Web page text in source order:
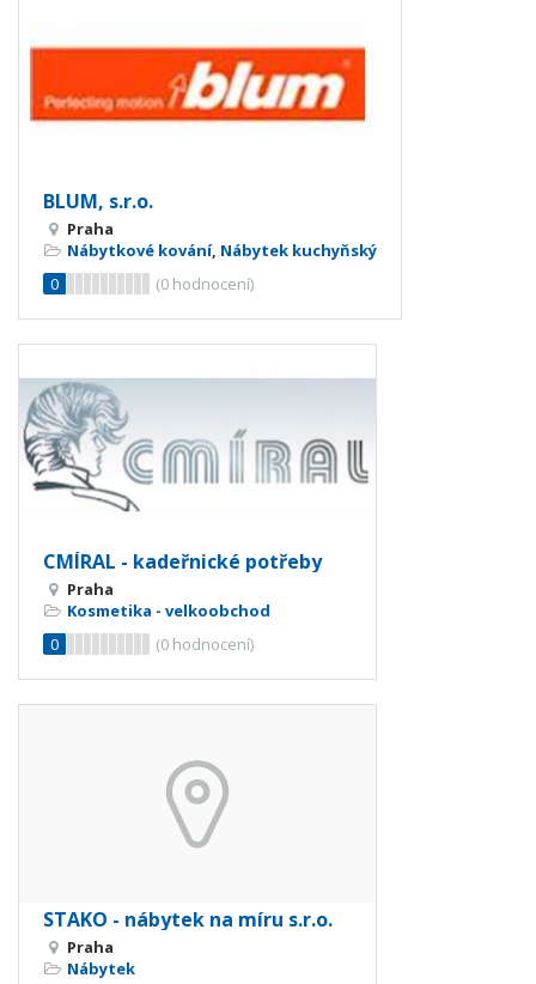
BLUM, s.r.o.
Praha
Nábytkové kování, Nábytek kuchyňský
0
(0 hodnocení)
CMÍRAL - kadeřnické potřeby
Praha
Kosmetika - velkoobchod
0
(0 hodnocení)
STAKO - nábytek na míru s.r.o.
Praha
Nábytek